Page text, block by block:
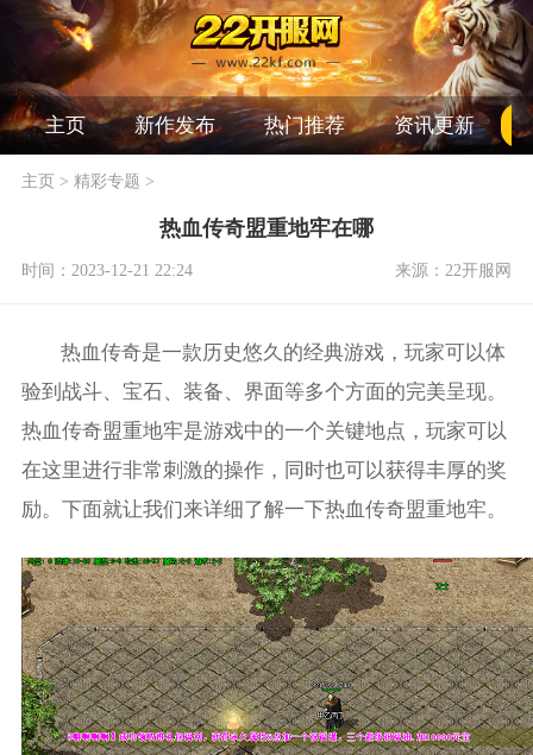
主页 新作发布 热门推荐 资讯更新
主页> 精彩专题 >
热血传奇盟重地牢在哪
时间：2023-12-21 22:24 来源：22开服网
热血传奇是一款历史悠久的经典游戏，玩家可以体
验到战斗、宝石、装备、界面等多个方面的完美呈现。
热血传奇盟重地牢是游戏中的一个关键地点，玩家可以
在这里进行非常刺激的操作，同时也可以获得丰厚的奖
励。下面就让我们来详细了解一下热血传奇盟重地牢。